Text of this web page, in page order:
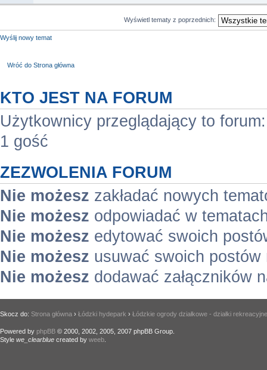
Wyświetl tematy z poprzednich:
Wyślij nowy temat
Wróć do Strona główna
KTO JEST NA FORUM
Użytkownicy przeglądający to
1 gość
ZEZWOLENIA FORUM
Nie możesz zakładać nowych
Nie możesz odpowiadać w
Nie możesz edytować swoich
Nie możesz usuwać swoich postów
Nie możesz dodawać załączników
Skocz do: Strona główna › Łódzki hydepark › Łódzkie ogrody działkowe - działki rekreacyjne
Powered by phpBB © 2000, 2002, 2005, 2007 phpBB Group.
Style we_clearblue created by weeb